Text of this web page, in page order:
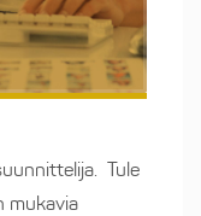
Tule
mukavia